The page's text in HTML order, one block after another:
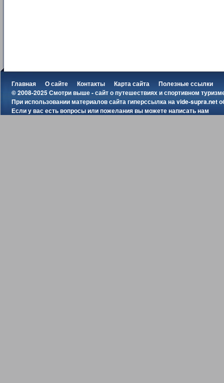
Главная О сайте Контакты Карта сайта
Полезные ссылки
© 2008-2025 Смотри выше - сайт о путешествиях и спортивном
При использовании материалов сайта гиперссылка наvide-supra.net
Если у вас есть вопросы или пожелания вы можетенаписать нам